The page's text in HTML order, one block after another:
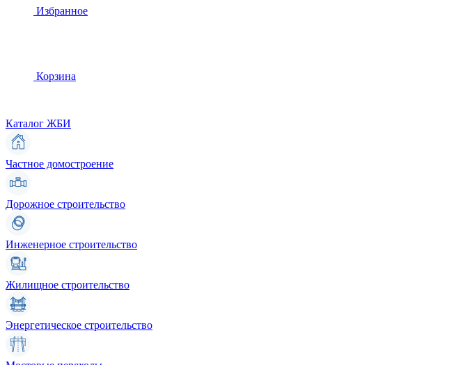
Избранное
Корзина
Каталог ЖБИ
Частное домостроение
Дорожное строительство
Инженерное строительство
Жилищное строительство
Энергетическое строительство